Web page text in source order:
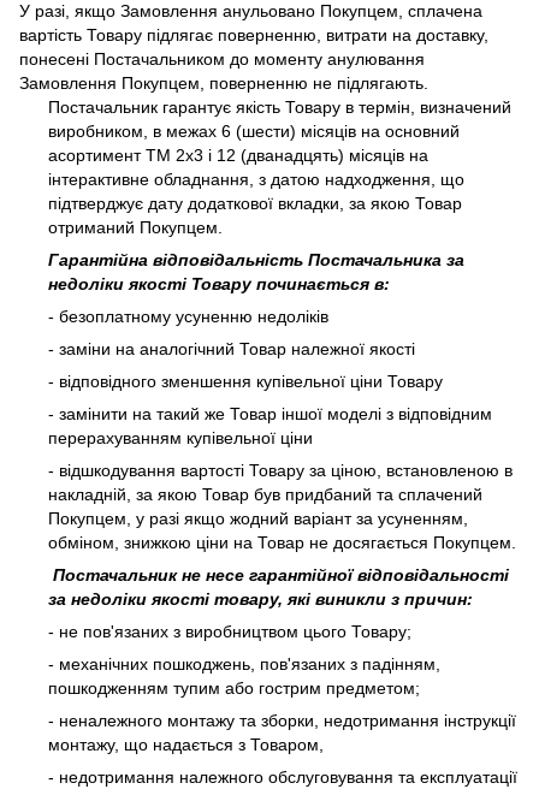
У разі, якщо Замовлення анульовано Покупцем, сплачена
вартість Товару підлягає поверненню, витрати на доставку,
понесені Постачальником до моменту анулювання
Замовлення Покупцем, поверненню не підлягають.
Постачальник гарантує якість Товару в термін, визначений
виробником, в межах 6 (шести) місяців на основний
асортимент ТМ 2х3 і 12 (дванадцять) місяців на
інтерактивне обладнання, з датою надходження, що
підтверджує дату додаткової вкладки, за якою Товар
отриманий Покупцем.
Гарантійна відповідальність Постачальника за
недоліки якості Товару починається в:
- безоплатному усуненню недоліків
- заміни на аналогічний Товар належної якості
- відповідного зменшення купівельної ціни Товару
- замінити на такий же Товар іншої моделі з відповідним
перерахуванням купівельної ціни
- відшкодування вартості Товару за ціною, встановленою в
накладній, за якою Товар був придбаний та сплачений
Покупцем, у разі якщо жодний варіант за усуненням,
обміном, знижкою ціни на Товар не досягається Покупцем.
Постачальник не несе гарантійної відповідальності
за недоліки якості товару, які виникли з причин:
- не пов'язаних з виробництвом цього Товару;
- механічних пошкоджень, пов'язаних з падінням,
пошкодженням тупим або гострим предметом;
- неналежного монтажу та зборки, недотримання інструкції
монтажу, що надається з Товаром,
- недотримання належного обслуговування та експлуатації